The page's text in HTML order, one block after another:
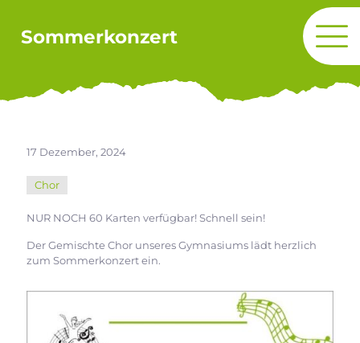
Sommerkonzert
17 Dezember, 2024
Chor
NUR NOCH 60 Karten verfügbar! Schnell sein!
Der Gemischte Chor unseres Gymnasiums lädt herzlich
zum Sommerkonzert ein.